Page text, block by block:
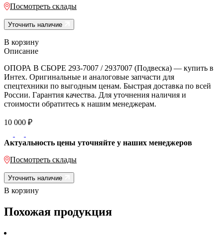
Посмотреть склады
Уточнить наличие
В корзину
Описание
ОПОРА В СБОРЕ 293-7007 / 2937007 (Подвеска) — купить в
Интех. Оригинальные и аналоговые запчасти для
спецтехники по выгодным ценам. Быстрая доставка по всей
России. Гарантия качества. Для уточнения наличия и
стоимости обратитесь к нашим менеджерам.
10 000 ₽
Актуальность цены уточняйте у наших менеджеров
Посмотреть склады
Уточнить наличие
В корзину
Похожая продукция